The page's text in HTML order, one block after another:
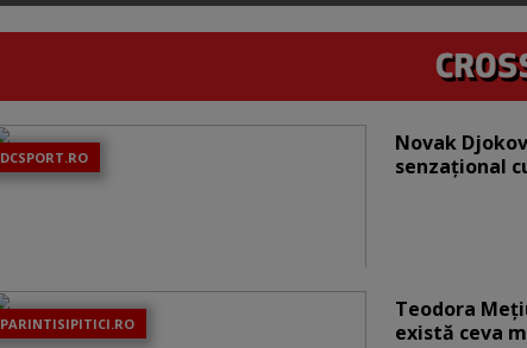
DCSPORT.RO
Novak
senzațional
PARINTISIPITICI.RO
Teodora
există ceva